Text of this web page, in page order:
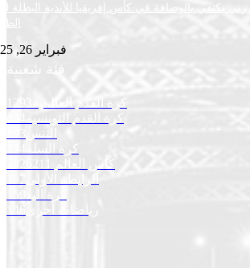
بالوصافة في كأس إفريقيا للأندية البطلة لكرة
فئة شعبية
كرة القدم العالمية
1293
كرة القدم التونسية
424
كرة السلة 234
كأس العالم 2026
الرابطة الأولى
197
159
رياضات أخرى
146